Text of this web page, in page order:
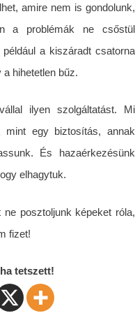
amire nem is gondolunk,
a problémák ne csőstül
a kiszáradt csatorna
hihetetlen bűz.
ilyen szolgáltatást. Mi
egy biztosítás, annak
És hazaérkezésünk
elhagytuk.
posztoljunk képeket róla,
fizet!
tetszett!